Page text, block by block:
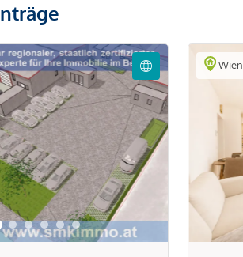
Wien